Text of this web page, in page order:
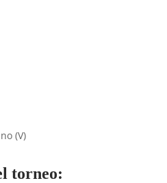
(V)
torneo: